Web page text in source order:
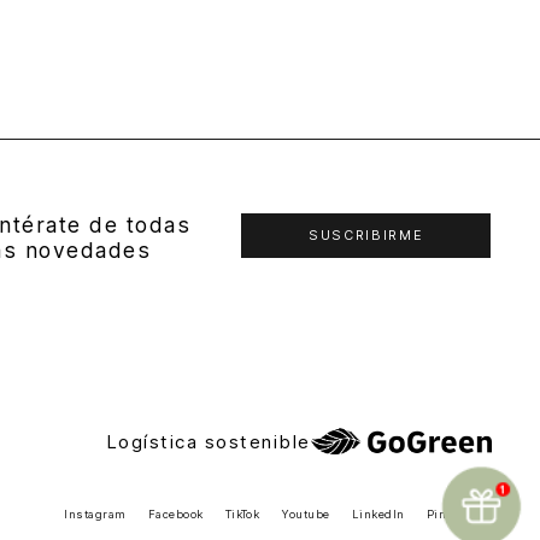
de todas
novedades
SUSCRIBIRME
Logística sostenible
Instagram Facebook TikTok Youtube LinkedIn Pinterest